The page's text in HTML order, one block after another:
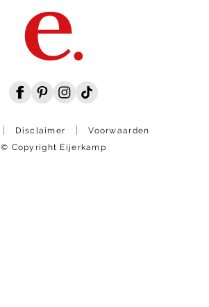
Disclaimer
Voorwaarden
© Copyright Eijerkamp